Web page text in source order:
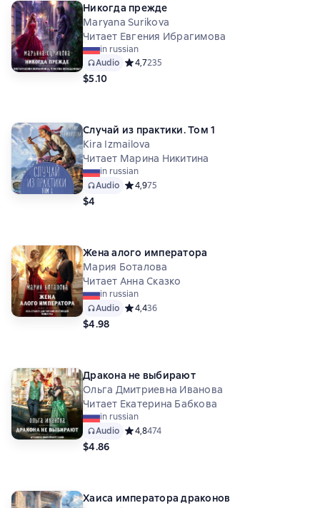
Никогда прежде
Maryana Surikova
Читает Евгения Ибрагимова
in russian
Audio Средний рейтинг 4,7 на основе 235 оценок
4,7235
$5.10
Случай из практики. Том 1
Kira Izmailova
Читает Марина Никитина
in russian
Audio Средний рейтинг 4,9 на основе 75 оценок
4,975
$4
Жена алого императора
Мария Боталова
Читает Анна Сказко
in russian
Audio Средний рейтинг 4,4 на основе 36 оценок
4,436
$4.98
Дракона не выбирают
Ольга Дмитриевна Иванова
Читает Екатерина Бабкова
in russian
Audio Средний рейтинг 4,8 на основе 474 оценок
4,8474
$4.86
Хаиса императора драконов